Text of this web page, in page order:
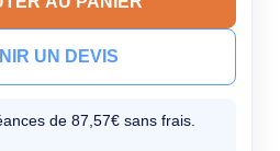
UN DEVIS
de 87,57€ sans frais.